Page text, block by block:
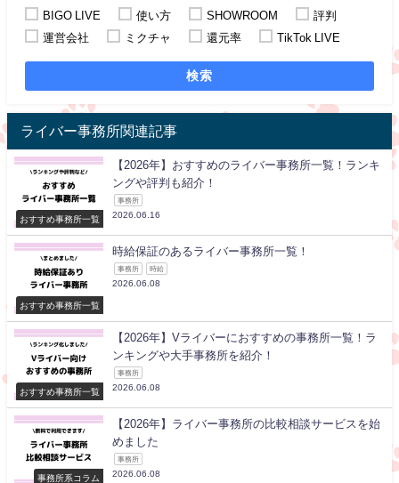
BIGO LIVE
使い方 SHOWROOM
評判
運営会社
ミクチャ 還元率 TikTok LIVE
検索
ライバー事務所関連記事
おすすめ事務所一覧
【2026年】おすすめのライバー事務所一覧！ランキ
ングや評判も紹介！
事務所
2026.06.16
おすすめ事務所一覧
時給保証のあるライバー事務所一覧！
事務所 時給
2026.06.08
おすすめ事務所一覧
【2026年】Vライバーにおすすめの事務所一覧！ラ
ンキングや大手事務所を紹介！
事務所
2026.06.08
事務所系コラム
【2026年】ライバー事務所の比較相談サービスを始
めました
事務所
2026.06.08